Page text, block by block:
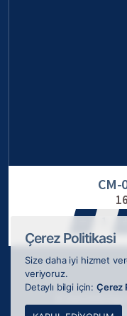
CM-
Webkokteyli
Çerez Politikasi
Size daha iyi hizmet
veriyoruz.
Detaylı bilgi için: Çerez